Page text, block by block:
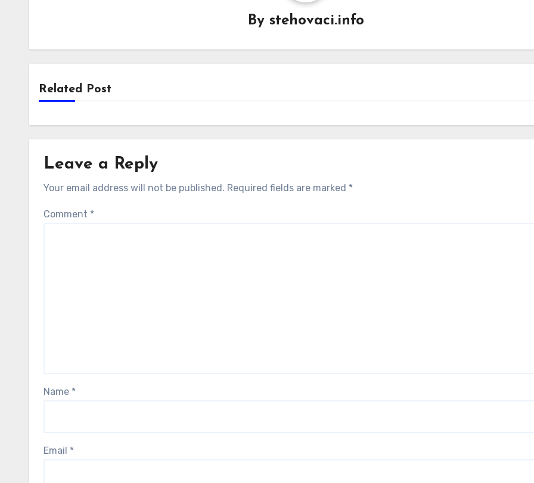
By stehovaci.info
Related Post
Leave a Reply
Your email address will not be published. Required fields are marked *
Comment *
Name *
Email *